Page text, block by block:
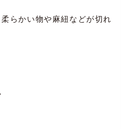
らかい物や麻紐などが切れ